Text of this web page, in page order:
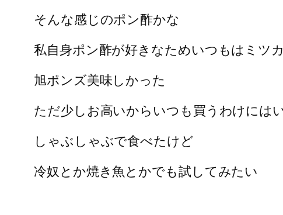
そんな感じのポン酢かな
私自身ポン酢が好きなためいつもはミツ
旭ポンズ美味しかった
ただ少しお高いからいつも買うわけには
しゃぶしゃぶで食べたけど
冷奴とか焼き魚とかでも試してみたい